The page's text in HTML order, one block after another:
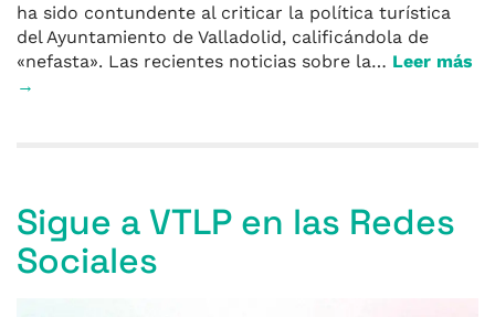
ha sido contundente al criticar la política turística
del Ayuntamiento de Valladolid, calificándola de
«nefasta». Las recientes noticias sobre la… Leer más
→
Sigue a VTLP en las Redes
Sociales